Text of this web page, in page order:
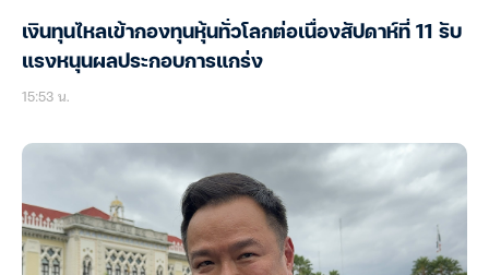
เงินทุนไหลเข้ากองทุนหุ้นทั่วโลกต่อเนื่องสัปดาห์ที่ 11 รับ
แรงหนุนผลประกอบการแกร่ง
15:53 น.